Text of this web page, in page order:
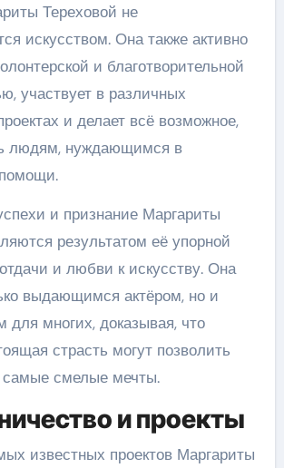
Тереховой не
искусством. Она также активно
и благотворительной
участвует в различных
и делает всё возможное,
людям, нуждающимся в
и признание Маргариты
результатом её упорной
и любви к искусству. Она
выдающимся актёром, но и
для многих, доказывая, что
страсть могут позволить
самые смелые мечты.
и проекты
известных проектов Маргариты